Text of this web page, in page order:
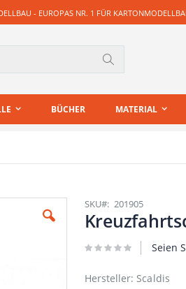
- EUROPAS NR. 1 FÜR
BÜCHER MATERIAL
SKU 201905
Seien
Hersteller: Scaldis